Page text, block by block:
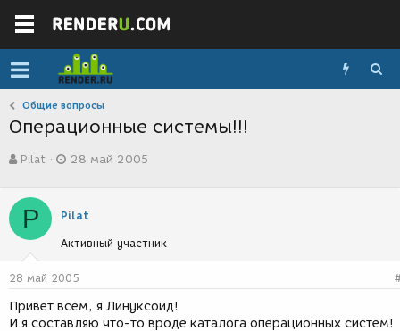
Общие вопросы
Операционные системы!!!
в
о
р
т
е
м
ы
Pilat
а
с
з
д
а
и
я
28 май 2005
P Pilat
Активный участник
28 май 2005
Привет всем, я Линуксоид!
И я составляю что-то вроде каталога операционных систем!